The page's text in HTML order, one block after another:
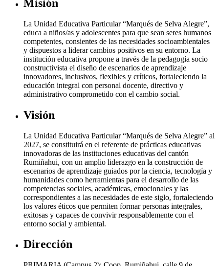
Misión
La Unidad Educativa Particular “Marqués de Selva Alegre”,
educa a niños/as y adolescentes para que sean seres humanos
competentes, consientes de las necesidades socioambientales
y dispuestos a liderar cambios positivos en su entorno. La
institución educativa propone a través de la pedagogía socio
constructivista el diseño de escenarios de aprendizaje
innovadores, inclusivos, flexibles y críticos, fortaleciendo la
educación integral con personal docente, directivo y
administrativo comprometido con el cambio social.
Visión
La Unidad Educativa Particular “Marqués de Selva Alegre” al
2027, se constituirá en el referente de prácticas educativas
innovadoras de las instituciones educativas del cantón
Rumiñahui, con un amplio liderazgo en la construcción de
escenarios de aprendizaje guiados por la ciencia, tecnología y
humanidades como herramientas para el desarrollo de las
competencias sociales, académicas, emocionales y las
correspondientes a las necesidades de este siglo, fortaleciendo
los valores éticos que permiten formar personas integrales,
exitosas y capaces de convivir responsablemente con el
entorno social y ambiental.
Dirección